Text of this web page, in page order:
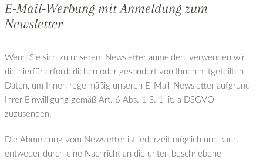
E-Mail-Werbung mit Anmeldung zum
Newsletter
Wenn Sie sich zu unserem Newsletter anmelden, verwenden wir
die hierfür erforderlichen oder gesondert von Ihnen mitgeteilten
Daten, um Ihnen regelmäßig unseren E-Mail-Newsletter aufgrund
Ihrer Einwilligung gemäß Art. 6 Abs. 1 S. 1 lit. a DSGVO
zuzusenden.
Die Abmeldung vom Newsletter ist jederzeit möglich und kann
entweder durch eine Nachricht an die unten beschriebene